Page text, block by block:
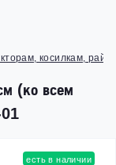
косилкам,
(ко всем
есть в наличии